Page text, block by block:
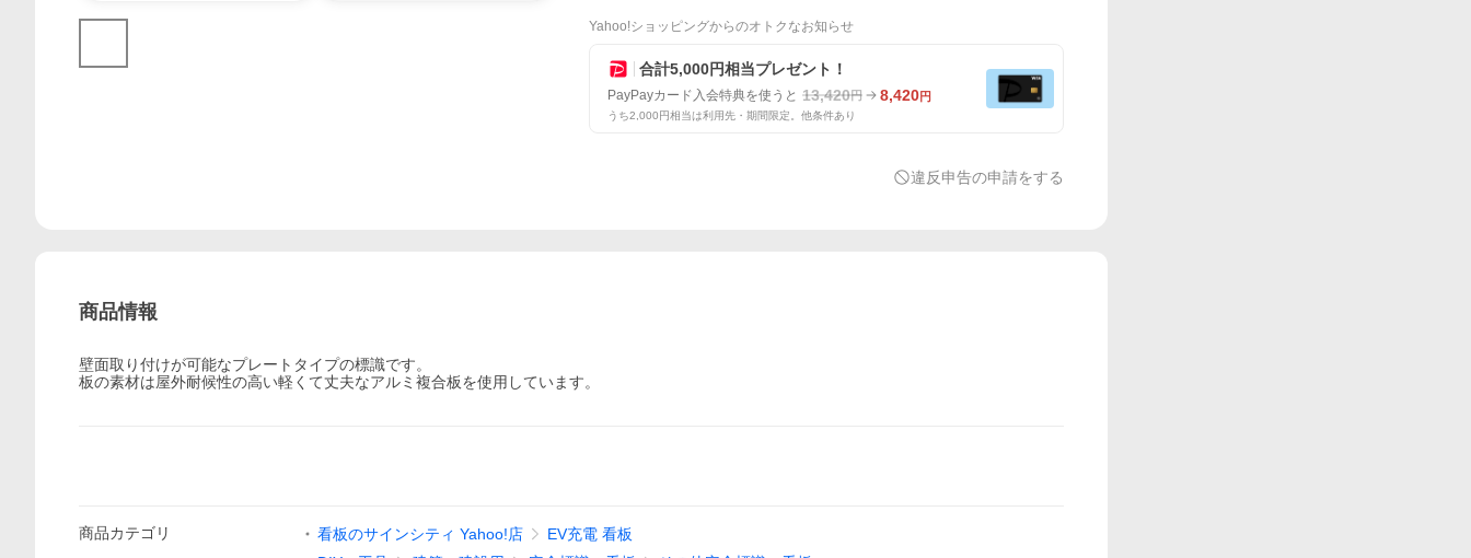
Yahoo!ショッピングからのオトクなお知らせ
合計5,000円相当プレゼント！
PayPayカード入会特典を使うと 13,420円 8,420円
うち2,000円相当は利用先・期間限定。他条件あり
違反申告の申請をする
商品情報
壁面取り付けが可能なプレートタイプの標識です。
板の素材は屋外耐候性の高い軽くて丈夫なアルミ複合板を使用しています。
商品カテゴリ 看板のサインシティ Yahoo!店
EV充電 看板